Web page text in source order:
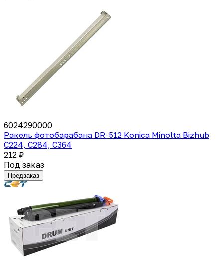
6024290000
Ракель фотобарабана DR-512 Konica Minolta Bizhub
C224, C284, C364
212 ₽
Под заказ
Предзаказ